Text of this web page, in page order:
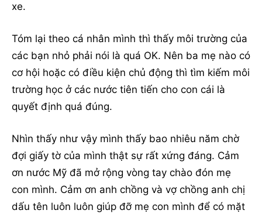
xe.
Tóm lại theo cá nhân mình thì thấy môi trường của
các bạn nhỏ phải nói là quá OK. Nên ba mẹ nào có
cơ hội hoặc có điều kiện chủ động thì tìm kiếm môi
trường học ở các nước tiên tiến cho con cái là
quyết định quá đúng.
Nhìn thấy như vậy mình thấy bao nhiêu năm chờ
đợi giấy tờ của mình thật sự rất xứng đáng. Cảm
ơn nước Mỹ đã mở rộng vòng tay chào đón mẹ
con mình. Cảm ơn anh chồng và vợ chồng anh chị
dấu tên luôn luôn giúp đỡ mẹ con mình để có mặt